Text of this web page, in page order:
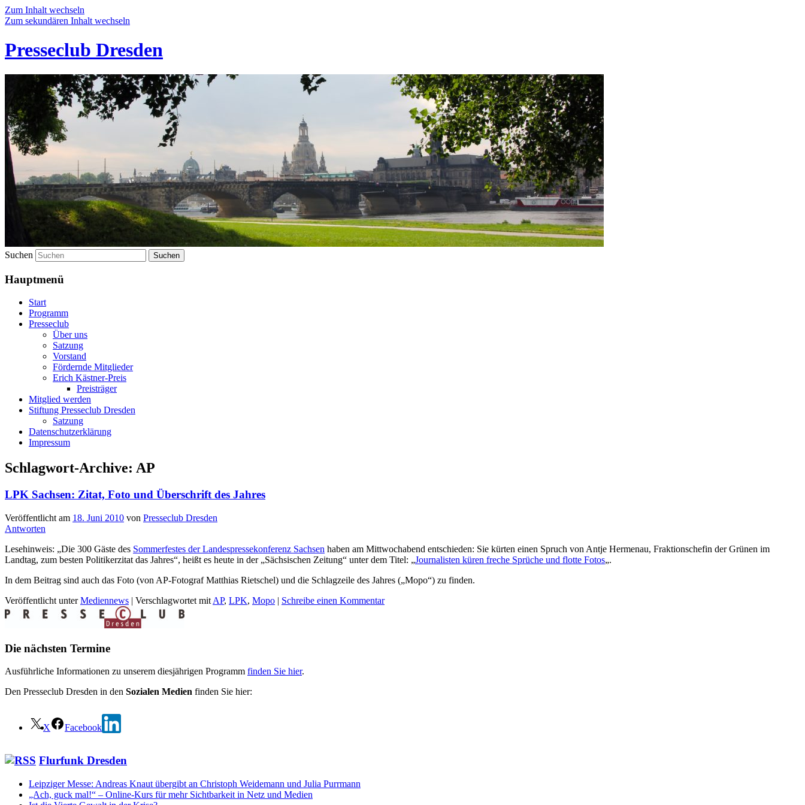
Zum Inhalt wechseln
Zum sekundären Inhalt wechseln
Presseclub Dresden
Suchen
Hauptmenü
Start
Programm
Presseclub
Über uns
Satzung
Vorstand
Fördernde Mitglieder
Erich Kästner-Preis
Preisträger
Mitglied werden
Stiftung Presseclub Dresden
Satzung
Datenschutzerklärung
Impressum
Schlagwort-Archive: AP
LPK Sachsen: Zitat, Foto und Überschrift des Jahres
Veröffentlicht am 18. Juni 2010 von Presseclub Dresden
Antworten
Lesehinweis: „Die 300 Gäste des Sommerfestes der Landespressekonferenz Sachsen haben am Mittwochabend entschieden: Sie kürten einen Spruch von Antje Hermenau, Fraktionschefin der Grünen im
Landtag, zum besten Politikerzitat das Jahres“, heißt es heute in der „Sächsischen Zeitung“ unter dem Titel: „Journalisten küren freche Sprüche und flotte Fotos„.
In dem Beitrag sind auch das Foto (von AP-Fotograf Matthias Rietschel) und die Schlagzeile des Jahres („Mopo“) zu finden.
Veröffentlicht unter Mediennews | Verschlagwortet mit AP, LPK, Mopo | Schreibe einen Kommentar
Die nächsten Termine
Ausführliche Informationen zu unserem diesjährigen Programm finden Sie hier.
Den Presseclub Dresden in den Sozialen Medien finden Sie hier:
X Facebook
Flurfunk Dresden
Leipziger Messe: Andreas Knaut übergibt an Christoph Weidemann und Julia Purrmann
„Ach, guck mal!“ – Online-Kurs für mehr Sichtbarkeit in Netz und Medien